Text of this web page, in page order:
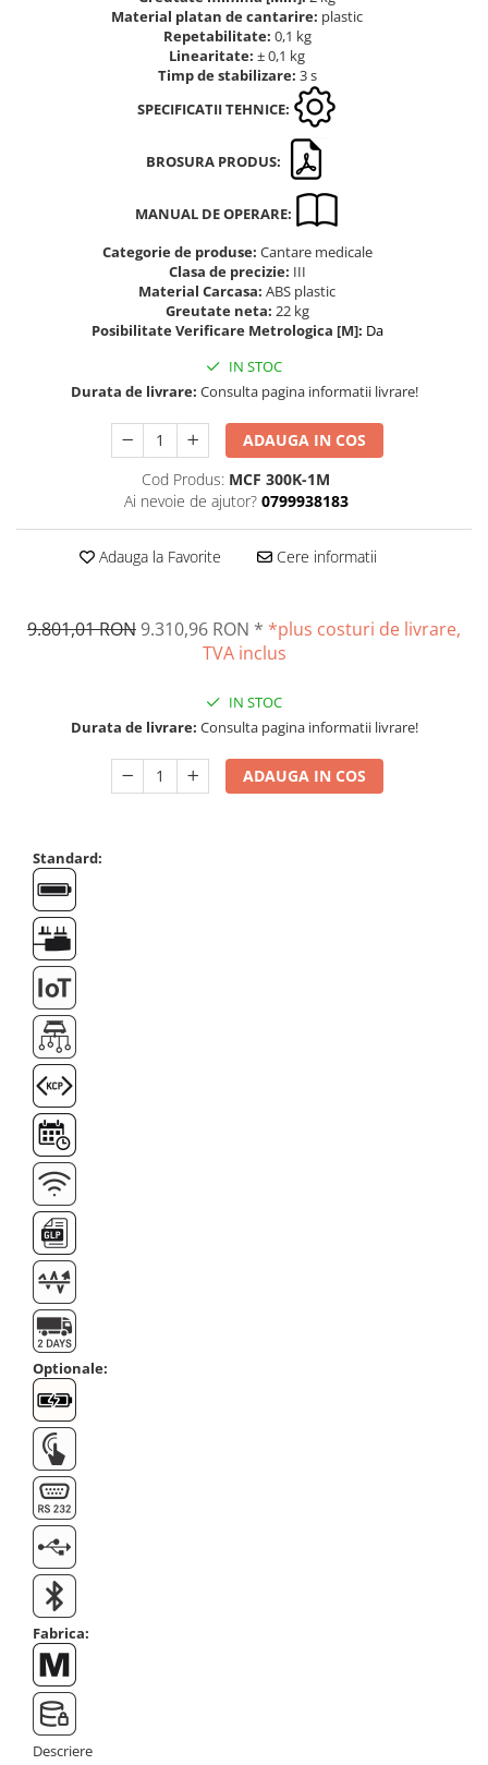
Masurarea intensitatii sunetului
Termometre cu infrarosu
Standuri testare forta
Standuri testare manuala
Convertor Analog-Digital
Piese pentru compresiune
Piulite zimtate si hexagonale
Placi etalon
Set pentru compresiune
Varf de impact
Instrumente optice
Adaptor camera microscop
Condensator microscop
Filtru Lambda
Huse de protectie
Iluminare microscop
Kit camp intunecat
Lichid calibrare
Masa microscop
Obiective microscoape
Oculare microscop
Standuri Stereomicroscoape
Unitate contrast de faza
Unitate fluorescenta
Unitate polarizare
Standard calibrare
Scala aditionala refractometru
Material platan de cantarire: plastic
Repetabilitate: 0,1 kg
Linearitate: ± 0,1 kg
Timp de stabilizare: 3 s
SPECIFICATII TEHNICE:
BROSURA PRODUS:
MANUAL DE OPERARE:
Categorie de produse: Cantare medicale
Clasa de precizie: III
Material Carcasa: ABS plastic
Greutate neta: 22 kg
Posibilitate Verificare Metrologica [M]: Da
IN STOC
Durata de livrare: Consulta pagina informatii livrare!
ADAUGA IN COS
Cod Produs: MCF 300K-1M
Ai nevoie de ajutor? 0799938183
Adauga la Favorite Cere informatii
9.801,01 RON9.310,96 RON * *plus costuri de livrare,
TVA inclus
IN STOC
Durata de livrare: Consulta pagina informatii livrare!
ADAUGA IN COS
Standard:
Optionale:
Fabrica:
Descriere